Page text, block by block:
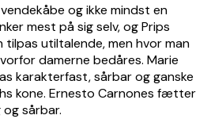
og ikke mindst en
mest på sig selv, og Prips
utiltalende, men hvor man
damerne bedåres. Marie
karakterfast, sårbar og ganske
kone. Ernesto Carnones fætter
sårbar.